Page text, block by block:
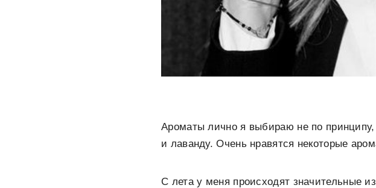
Ароматы лично я выбираю не по
и лаванду. Очень нравятся некоторые
С лета у меня происходят значительные